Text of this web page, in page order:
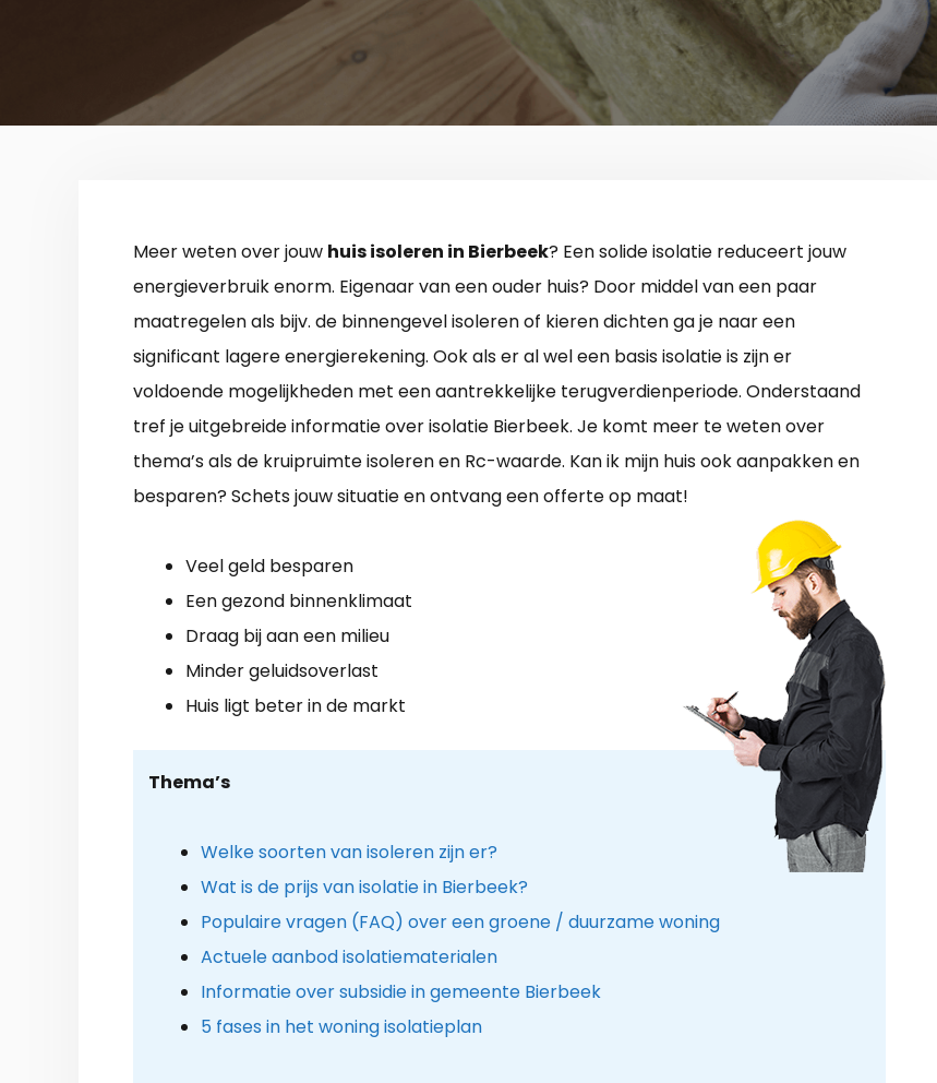
Meer weten over jouw huis isoleren in Bierbeek? Een solide isolatie reduceert jouw
energieverbruik enorm. Eigenaar van een ouder huis? Door middel van een paar
maatregelen als bijv. de binnengevel isoleren of kieren dichten ga je naar een
significant lagere energierekening. Ook als er al wel een basis isolatie is zijn er
voldoende mogelijkheden met een aantrekkelijke terugverdienperiode. Onderstaand
tref je uitgebreide informatie over isolatie Bierbeek. Je komt meer te weten over
thema’s als de kruipruimte isoleren en Rc-waarde. Kan ik mijn huis ook aanpakken en
besparen? Schets jouw situatie en ontvang een offerte op maat!
Veel geld besparen
Een gezond binnenklimaat
Draag bij aan een milieu
Minder geluidsoverlast
Huis ligt beter in de markt
Thema’s
Welke soorten van isoleren zijn er?
Wat is de prijs van isolatie in Bierbeek?
Populaire vragen (FAQ) over een groene / duurzame woning
Actuele aanbod isolatiematerialen
Informatie over subsidie in gemeente Bierbeek
5 fases in het woning isolatieplan